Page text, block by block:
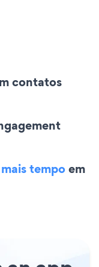
contatos
tempoem